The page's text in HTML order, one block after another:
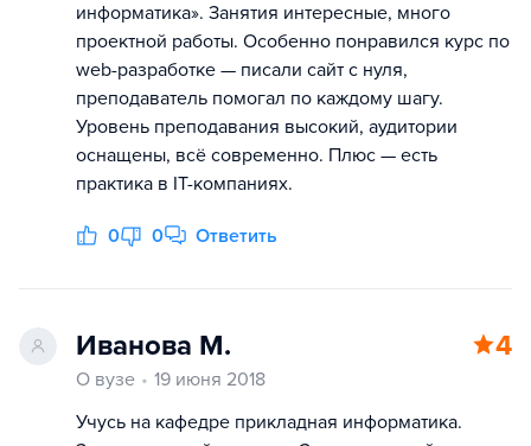
информатика». Занятия интересные, много
проектной работы. Особенно понравился курс по
web-разработке — писали сайт с нуля,
преподаватель помогал по каждому шагу.
Уровень преподавания высокий, аудитории
оснащены, всё современно. Плюс — есть
практика в IT-компаниях.
0 0 Ответить
Иванова М. 4
О вузе
19 июня 2018
Учусь на кафедре прикладная информатика.